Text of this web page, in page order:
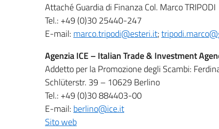
Attaché Guardia di Finanza Col. Marco TRIPODI
Tel.: +49 (0)30 25440-247
E-mail: marco.tripodi@esteri.it;
Agenzia ICE – Italian Trade & Investment
Addetto per la Promozione degli Scambi:
Schlüterstr. 39 – 10629 Berlino
Tel.: +49 (0)30 884403-00
E-mail: berlino@ice.it
Sito web